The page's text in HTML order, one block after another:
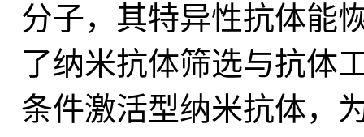
分子，其特异性抗体能
了纳米抗体筛选与抗体
条件激活型纳米抗体，